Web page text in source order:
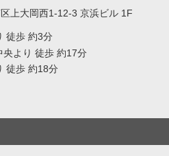
上大岡西1-12-3 京浜ビル 1F
徒歩 約3分
央より 徒歩 約17分
徒歩 約18分